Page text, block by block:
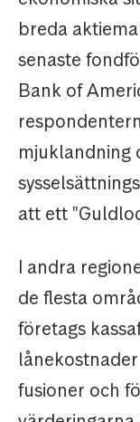
breda
senaste
Bank of
mjuklandning
att ett
I andra
de flesta
företags
fusioner och